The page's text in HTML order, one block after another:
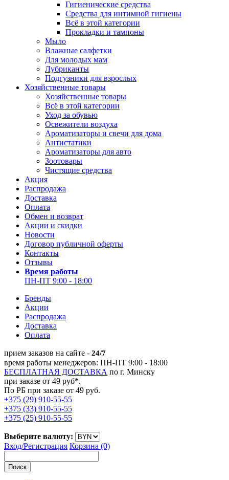
Гигиенические средства
Средства для интимной гигиены
Всё в этой категории
Прокладки и тампоны
Мыло
Влажные салфетки
Для молодых мам
Лубриканты
Подгузники для взрослых
Хозяйственные товары
Хозяйственные товары
Всё в этой категории
Уход за обувью
Освежители воздуха
Ароматизаторы и свечи для дома
Антистатики
Ароматизаторы для авто
Зоотовары
Чистящие средства
Акция
Распродажа
Доставка
Оплата
Обмен и возврат
Акции и скидки
Новости
Договор публичной оферты
Контакты
Отзывы
Время работы
ПН-ПТ 9:00 - 18:00
Бренды
Акции
Распродажа
Доставка
Оплата
прием заказов на сайте - 24/7
время работы менеджеров: ПН-ПТ 9:00 - 18:00
БЕСПЛАТНАЯ ДОСТАВКА по г. Минску
при заказе от 49 руб*.
По РБ при заказе от 49 руб.
+375 (29) 910-55-55
+375 (33) 910-55-55
+375 (25) 910-55-55
Выберите валюту:
Вход/Регистрация Корзина (0)
Поиск